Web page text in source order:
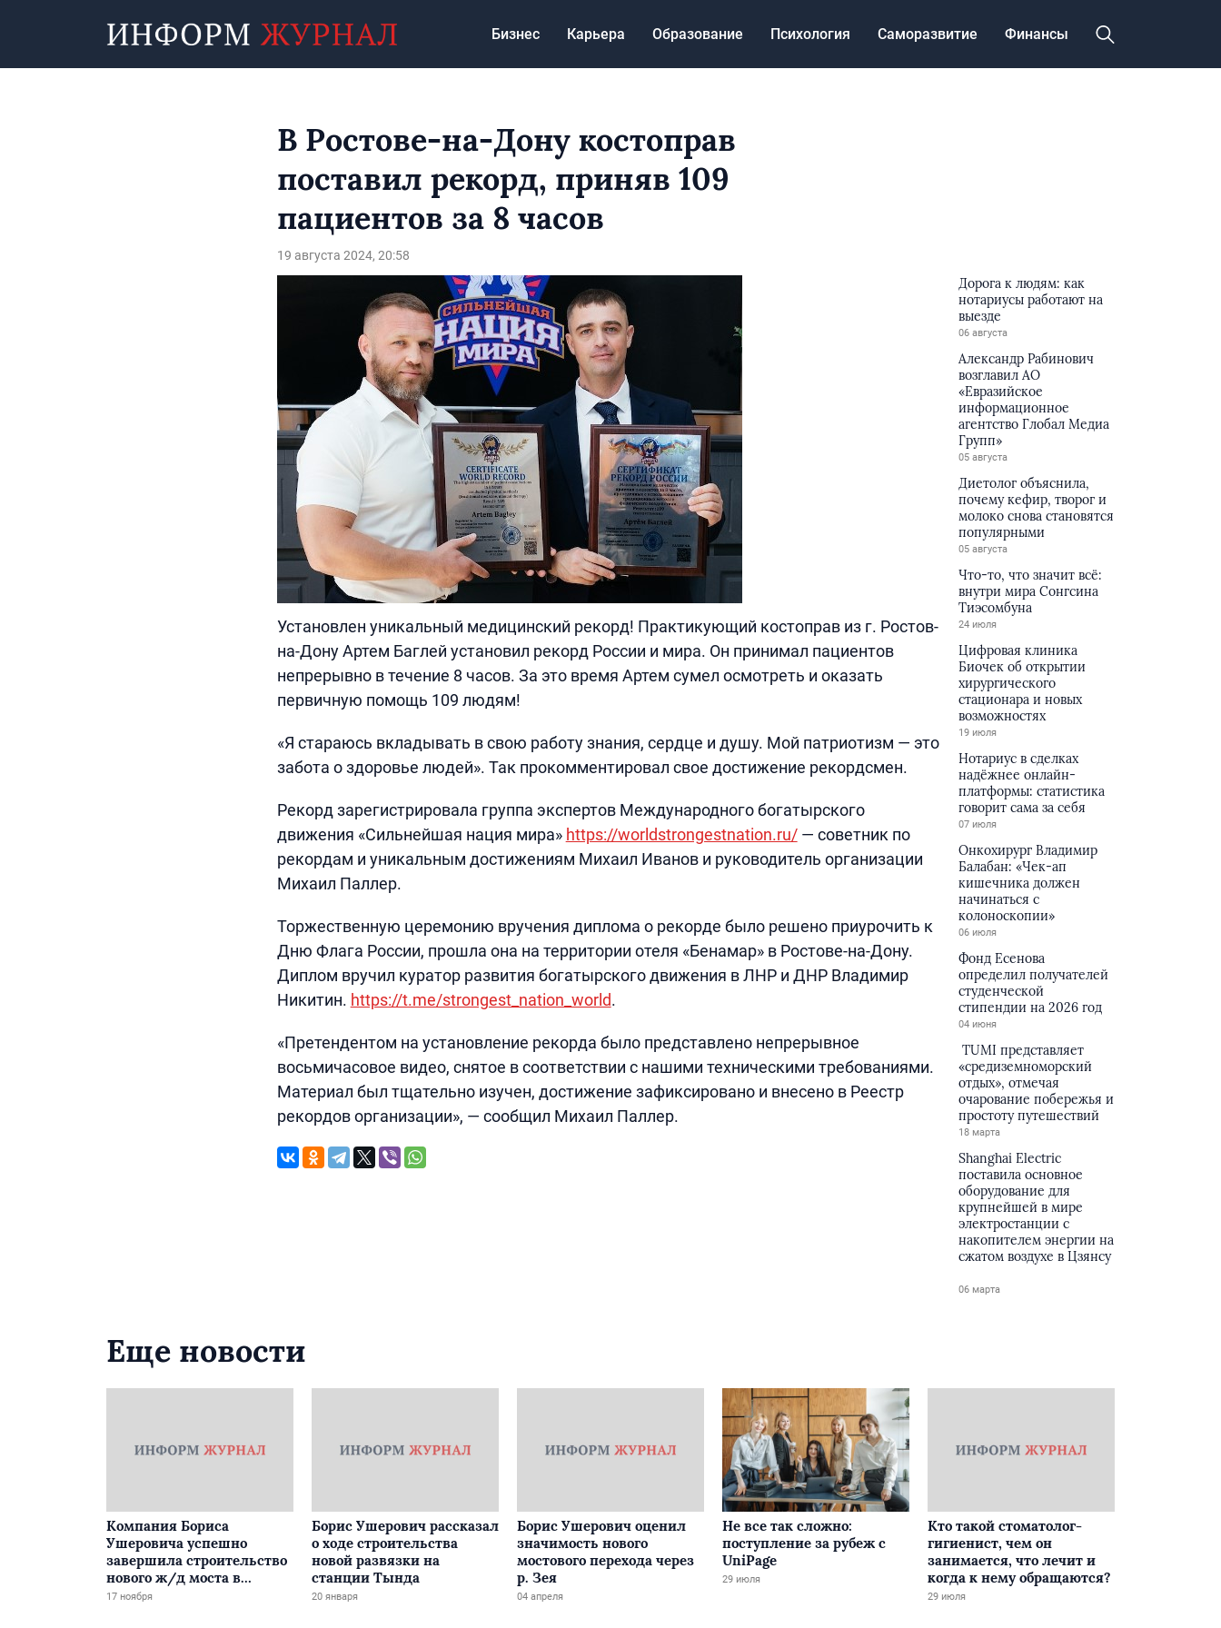
Бизнес Карьера Образование Психология Саморазвитие Финансы
В Ростове-на-Дону костоправ
поставил рекорд, приняв 109
пациентов за 8 часов
19 августа 2024, 20:58
Установлен уникальный медицинский рекорд! Практикующий костоправ из г. Ростов-
на-Дону Артем Баглей установил рекорд России и мира. Он принимал пациентов
непрерывно в течение 8 часов. За это время Артем сумел осмотреть и оказать
первичную помощь 109 людям!
«Я стараюсь вкладывать в свою работу знания, сердце и душу. Мой патриотизм — это
забота о здоровье людей». Так прокомментировал свое достижение рекордсмен.
Рекорд зарегистрировала группа экспертов Международного богатырского
движения «Сильнейшая нация мира» https://worldstrongestnation.ru/— советник по
рекордам и уникальным достижениям Михаил Иванов и руководитель организации
Михаил Паллер.
Торжественную церемонию вручения диплома о рекорде было решено приурочить к
Дню Флага России, прошла она на территории отеля «Бенамар» в Ростове-на-Дону.
Диплом вручил куратор развития богатырского движения в ЛНР и ДНР Владимир
Никитин. https://t.me/strongest_nation_world.
«Претендентом на установление рекорда было представлено непрерывное
восьмичасовое видео, снятое в соответствии с нашими техническими требованиями.
Материал был тщательно изучен, достижение зафиксировано и внесено в Реестр
рекордов организации», — сообщил Михаил Паллер.
Дорога к людям: как
нотариусы работают на
выезде
06 августа
Александр Рабинович
возглавил АО
«Евразийское
информационное
агентство Глобал Медиа
Групп»
05 августа
Диетолог объяснила,
почему кефир, творог и
молоко снова становятся
популярными
05 августа
Что-то, что значит всё:
внутри мира Сонгсина
Тиэсомбуна
24 июля
Цифровая клиника
Биочек об открытии
хирургического
стационара и новых
возможностях
19 июля
Нотариус в сделках
надёжнее онлайн-
платформы: статистика
говорит сама за себя
07 июля
Онкохирург Владимир
Балабан: «Чек-ап
кишечника должен
начинаться с
колоноскопии»
06 июля
Фонд Есенова
определил получателей
студенческой
стипендии на 2026 год
04 июня
TUMI представляет
«средиземноморский
отдых», отмечая
очарование побережья и
простоту путешествий
18 марта
Shanghai Electric
поставила основное
оборудование для
крупнейшей в мире
электростанции с
накопителем энергии на
сжатом воздухе в Цзянсу
06 марта
Еще новости
Компания Бориса
Ушеровича успешно
завершила строительство
нового ж/д моста в
Забайкалье
17 ноября
Борис Ушерович рассказал
о ходе строительства
новой развязки на
станции Тында
20 января
Борис Ушерович оценил
значимость нового
мостового перехода через
р. Зея
04 апреля
Не все так сложно:
поступление за рубеж с
UniPage
29 июля
Кто такой стоматолог-
гигиенист, чем он
занимается, что лечит и
когда к нему обращаются?
29 июля